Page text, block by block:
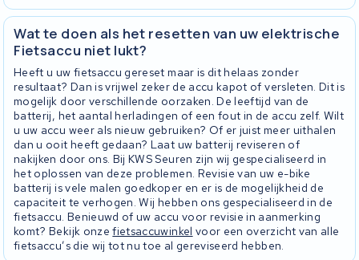
Wat te doen als het resetten van uw elektrische
Fietsaccu niet lukt?
Heeft u uw fietsaccu gereset maar is dit helaas zonder
resultaat? Dan is vrijwel zeker de accu kapot of versleten. Dit is
mogelijk door verschillende oorzaken. De leeftijd van de
batterij, het aantal herladingen of een fout in de accu zelf. Wilt
u uw accu weer als nieuw gebruiken? Of er juist meer uithalen
dan u ooit heeft gedaan? Laat uw batterij reviseren of
nakijken door ons. Bij KWS Seuren zijn wij gespecialiseerd in
het oplossen van deze problemen. Revisie van uw e-bike
batterij is vele malen goedkoper en er is de mogelijkheid de
capaciteit te verhogen. Wij hebben ons gespecialiseerd in de
fietsaccu. Benieuwd of uw accu voor revisie in aanmerking
komt? Bekijk onzefietsaccuwinkel voor een overzicht van alle
fietsaccu’s die wij tot nu toe al gereviseerd hebben.